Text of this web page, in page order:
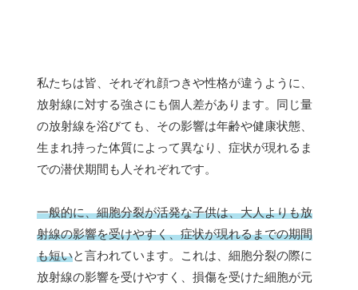
私たちは皆、それぞれ顔つきや性格が違うように、
放射線に対する強さにも個人差があります。同じ量
の放射線を浴びても、その影響は年齢や健康状態、
生まれ持った体質によって異なり、症状が現れるま
での潜伏期間も人それぞれです。
一般的に、細胞分裂が活発な子供は、大人よりも放
射線の影響を受けやすく、症状が現れるまでの期間
も短いと言われています。これは、細胞分裂の際に
放射線の影響を受けやすく、損傷を受けた細胞が元